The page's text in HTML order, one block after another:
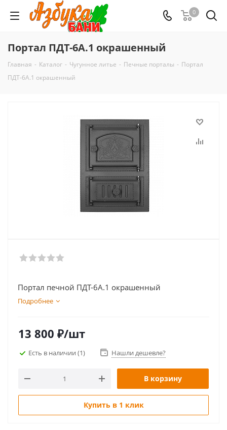
0
Портал ПДТ-6А.1 окрашенный
Главная - Каталог - Чугунное литье - Печные порталы - Портал
ПДТ-6А.1 окрашенный
Портал печной ПДТ-6А.1 окрашенный
Подробнее
13 800 ₽/шт
Есть в наличии (1) Нашли дешевле?
В корзину
Купить в 1 клик